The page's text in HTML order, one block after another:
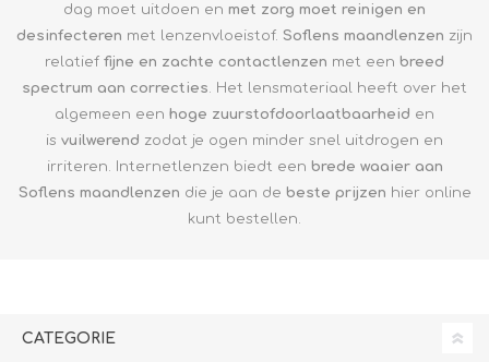
dag moet uitdoen en met zorg moet reinigen en
desinfecteren met lenzenvloeistof. Soflens maandlenzen zijn
relatief fijne en zachte contactlenzen met een breed
spectrum aan correcties. Het lensmateriaal heeft over het
algemeen een hoge zuurstofdoorlaatbaarheid en
is vuilwerend zodat je ogen minder snel uitdrogen en
irriteren. Internetlenzen biedt een brede waaier aan
Soflens maandlenzen die je aan de beste prijzen hier online
kunt bestellen.
CATEGORIE